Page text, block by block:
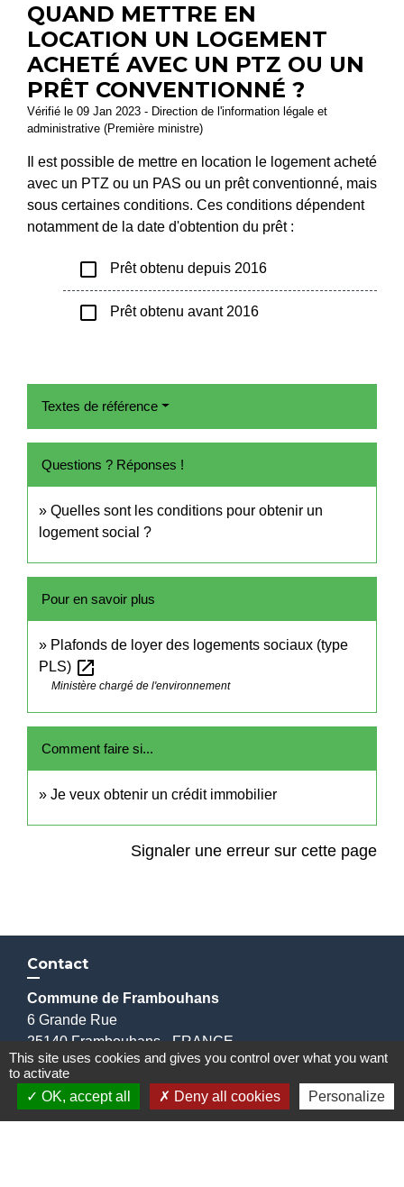
QUAND METTRE EN
LOCATION UN LOGEMENT
ACHETÉ AVEC UN PTZ OU UN
PRÊT CONVENTIONNÉ ?
Vérifié le 09 Jan 2023 - Direction de l'information légale et
administrative (Première ministre)
Il est possible de mettre en location le logement acheté
avec un PTZ ou un PAS ou un prêt conventionné, mais
sous certaines conditions. Ces conditions dépendent
notamment de la date d'obtention du prêt :
check_box_outline_blank Prêt obtenu depuis 2016
check_box_outline_blank Prêt obtenu avant 2016
Textes de référence
Questions ? Réponses !
Quelles sont les conditions pour obtenir un
logement social ?
Pour en savoir plus
Plafonds de loyer des logements sociaux (type
PLS) open_in_new
Ministère chargé de l'environnement
Comment faire si...
Je veux obtenir un crédit immobilier
Signaler une erreur sur cette page
Contact
Commune de Frambouhans
6 Grande Rue
25140 Frambouhans - FRANCE
+33 3 81 68 60 63
Contact par formulaire
This site uses cookies and gives you control over what you want
to activate
OK, accept all
Deny all cookies Personalize